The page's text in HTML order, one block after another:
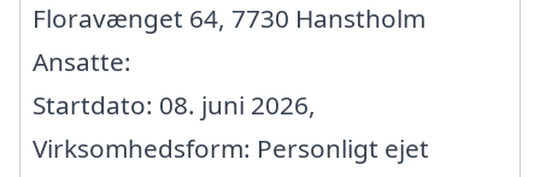
Floravænget 64, 7730 Hanstholm
Ansatte:
Startdato: 08. juni 2026,
Virksomhedsform: Personligt ejet